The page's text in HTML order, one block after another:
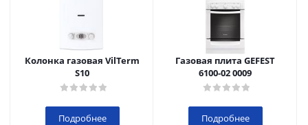
Колонка газовая VilTerm
S10
Подробнее
Газовая плита GEFEST
6100-02 0009
Подробнее